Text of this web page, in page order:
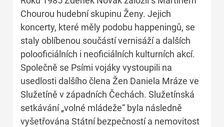
Chourou hudební skupinu Ženy. Jejich
koncerty, které měly podobu happeningů, se
staly oblíbenou součástí vernisáží a dalších
polooficiálních i neoficiálních kulturních akcí.
Společně se Psími vojáky vystoupili na
usedlosti dalšího člena Žen Daniela Mráze ve
Služetíně v západních Čechách. Služetínská
setkávání „volné mládeže“ byla následně
vyšetřována Státní bezpečností a nemovitost